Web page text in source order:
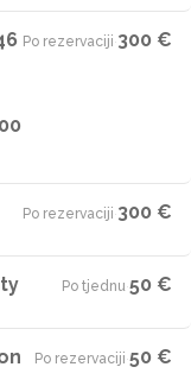
Po rezervaciji·300 €
Po rezervaciji·300 €
Po tjednu·50 €
Po rezervaciji·50 €